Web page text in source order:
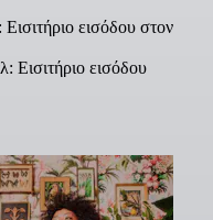
εισόδου στον
Εισιτήριο εισόδου